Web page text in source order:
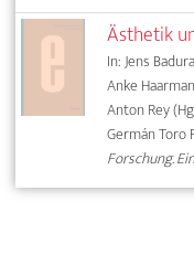
Ästhetik
In: Jens
Anke
Anton Rey
Germán Toro
Forschung.